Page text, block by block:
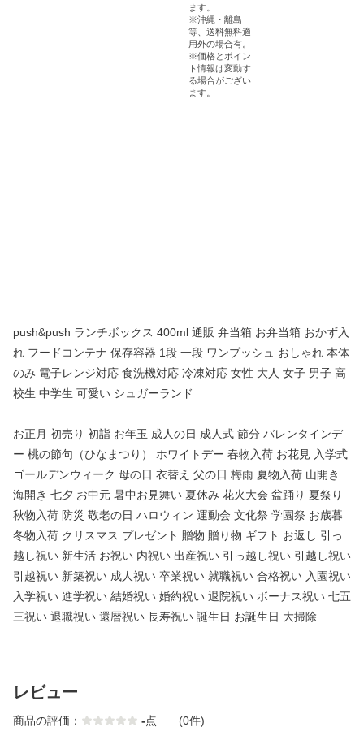
push&push ランチボックス 400ml 通販 弁当箱 お弁当箱 おかず入
れ フードコンテナ 保存容器 1段 一段 ワンプッシュ おしゃれ 本体
のみ 電子レンジ対応 食洗機対応 冷凍対応 女性 大人 女子 男子 高
校生 中学生 可愛い シュガーランド
お正月 初売り 初詣 お年玉 成人の日 成人式 節分 バレンタインデ
ー 桃の節句（ひなまつり） ホワイトデー 春物入荷 お花見 入学式
ゴールデンウィーク 母の日 衣替え 父の日 梅雨 夏物入荷 山開き
海開き 七夕 お中元 暑中お見舞い 夏休み 花火大会 盆踊り 夏祭り
秋物入荷 防災 敬老の日 ハロウィン 運動会 文化祭 学園祭 お歳暮
冬物入荷 クリスマス プレゼント 贈物 贈り物 ギフト お返し 引っ
越し祝い 新生活 お祝い 内祝い 出産祝い 引っ越し祝い 引越し祝い
引越祝い 新築祝い 成人祝い 卒業祝い 就職祝い 合格祝い 入園祝い
入学祝い 進学祝い 結婚祝い 婚約祝い 退院祝い ボーナス祝い 七五
三祝い 退職祝い 還暦祝い 長寿祝い 誕生日 お誕生日 大掃除
レビュー
商品の評価： -点 (0件)